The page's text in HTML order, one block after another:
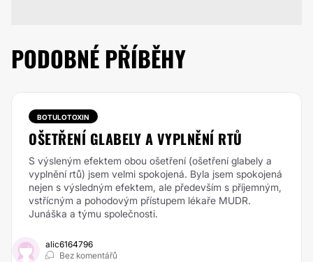
PODOBNÉ PŘÍBĚHY
BOTULOTOXIN
OŠETŘENÍ GLABELY A VYPLNĚNÍ RTŮ
S výsleným efektem obou ošetření (ošetření glabely a
vyplnění rtů) jsem velmi spokojená. Byla jsem spokojená
nejen s výsledným efektem, ale především s příjemným,
vstřícným a pohodovým přístupem lékaře MUDR.
Junáška a týmu společnosti.
alic6164796
Bez komentářů